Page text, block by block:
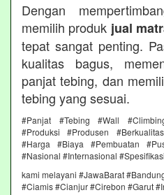
Dengan
memilih produk jual
tepat sangat penting.
kualitas bagus,
panjat tebing, dan
tebing yang sesuai.
#Panjat #Tebing #Wall
#Produksi #Produsen
#Harga #Biaya #Pembuatan
#Nasional #Internasional
kami melayani #JawaBarat
#Ciamis #Cianjur #Cirebon #Garut